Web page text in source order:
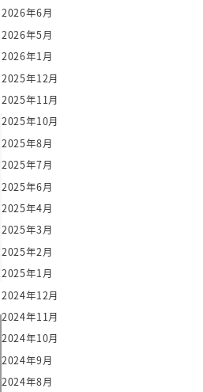
2026年6月
2026年5月
2026年1月
2025年12月
2025年11月
2025年10月
2025年8月
2025年7月
2025年6月
2025年4月
2025年3月
2025年2月
2025年1月
2024年12月
2024年11月
2024年10月
2024年9月
2024年8月